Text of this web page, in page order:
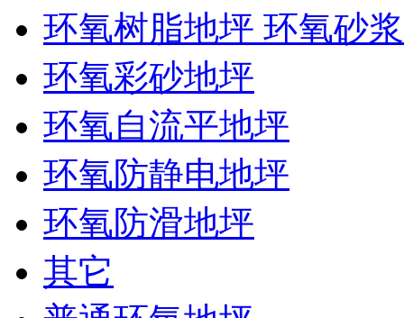
环氧树脂地坪 环氧砂
环氧彩砂地坪
环氧自流平地坪
环氧防静电地坪
环氧防滑地坪
其它